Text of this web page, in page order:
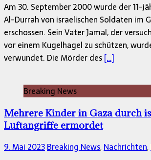
Am 30. September 2000 wurde der 11-
Al-Durrah von israelischen Soldaten im
erschossen. Sein Vater Jamal, der
vor einem Kugelhagel zu schützen,
verwundet. Die Mörder des[…]
Breaking News
Mehrere Kinder in Gaza durch
Luftangriffe ermordet
9. Mai 2023Breaking News,Nachrichten,